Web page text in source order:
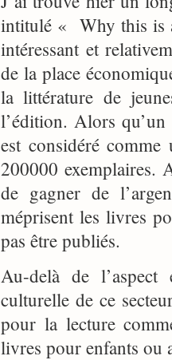
intitulé « Why this is
intéressant et
de la place
la littérature de
l’édition. Alors
est considéré
200000 exemplaires.
de gagner de
méprisent les livres
pas être publiés.
Au-delà de l’aspect
culturelle de ce
pour la lecture
livres pour enfants ou